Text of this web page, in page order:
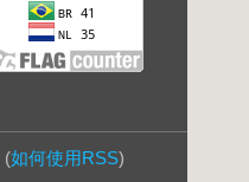
(如何使用RSS)